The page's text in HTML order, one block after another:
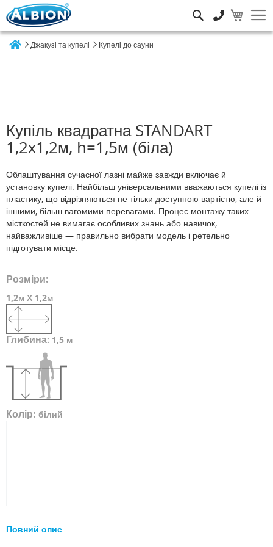
Джакузі та купелі Купелі до сауни
Купіль квадратна STANDART
1,2х1,2м, h=1,5м (біла)
Облаштування сучасної лазні майже завжди включає й
установку купелі. Найбільш універсальними вважаються купелі із
пластику, що відрізняються не тільки доступною вартістю, але й
іншими, більш вагомими перевагами. Процес монтажу таких
місткостей не вимагає особливих знань або навичок,
найважливіше — правильно вибрати модель і ретельно
підготувати місце.
Розміри:
1,2м Х 1,2м
Глибина: 1,5 м
Колір: білий
Повний опис